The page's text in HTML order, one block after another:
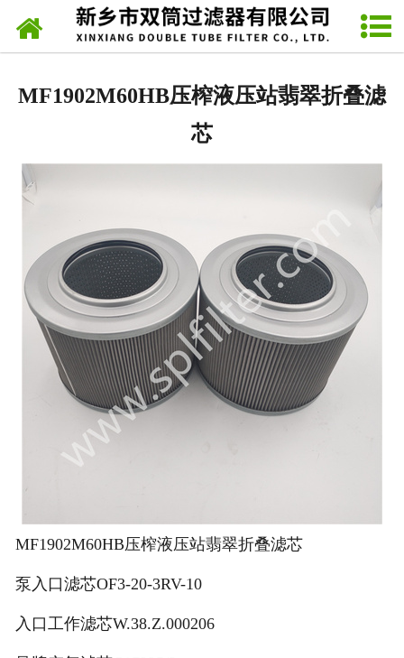
网站首页
发电厂滤芯
翡翠MP FILTRIL滤芯
马勒MAHLE滤芯
雅歌ARGO滤芯
稀油站滤芯
MF1902M60HB压榨液压站翡翠折叠滤
芯
MF1902M60HB压榨液压站翡翠折叠滤芯
泵入口滤芯OF3-20-3RV-10
入口工作滤芯W.38.Z.000206